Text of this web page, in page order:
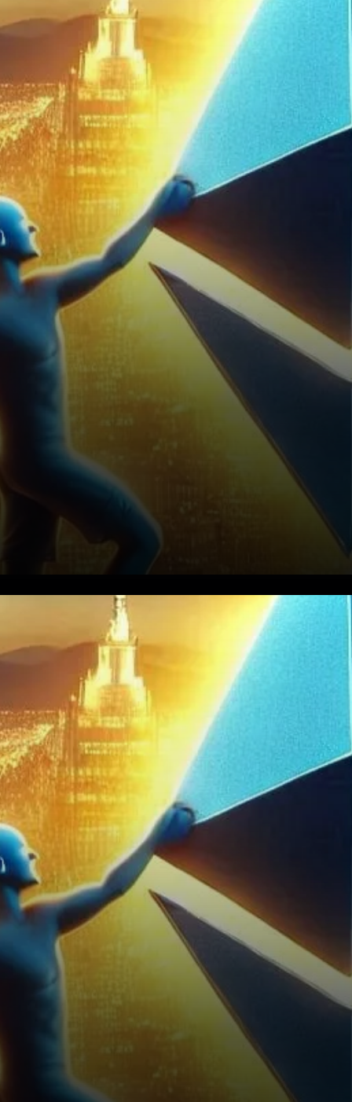
Ethereum (ETH) a récemment
évolué dans une fourchette
étroite, mais des signes
croissants laissent entendre
qu’il pourrait être prêt pour…